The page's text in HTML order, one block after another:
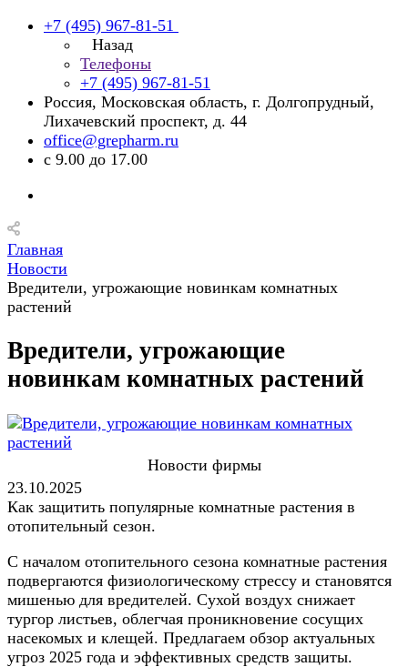
+7 (495) 967-81-51
Назад
Телефоны
+7 (495) 967-81-51
Россия, Московская область, г. Долгопрудный,
Лихачевский проспект, д. 44
office@grepharm.ru
с 9.00 до 17.00
Главная
Новости
Вредители, угрожающие новинкам комнатных
растений
Вредители, угрожающие
новинкам комнатных растений
Новости фирмы
23.10.2025
Как защитить популярные комнатные растения в
отопительный сезон.
С началом отопительного сезона комнатные растения
подвергаются физиологическому стрессу и становятся
мишенью для вредителей. Сухой воздух снижает
тургор листьев, облегчая проникновение сосущих
насекомых и клещей. Предлагаем обзор актуальных
угроз 2025 года и эффективных средств защиты.